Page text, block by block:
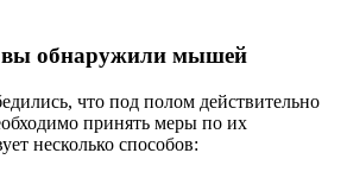
вы обнаружили мышей
что под полом действительно
принять меры по их
несколько способов: